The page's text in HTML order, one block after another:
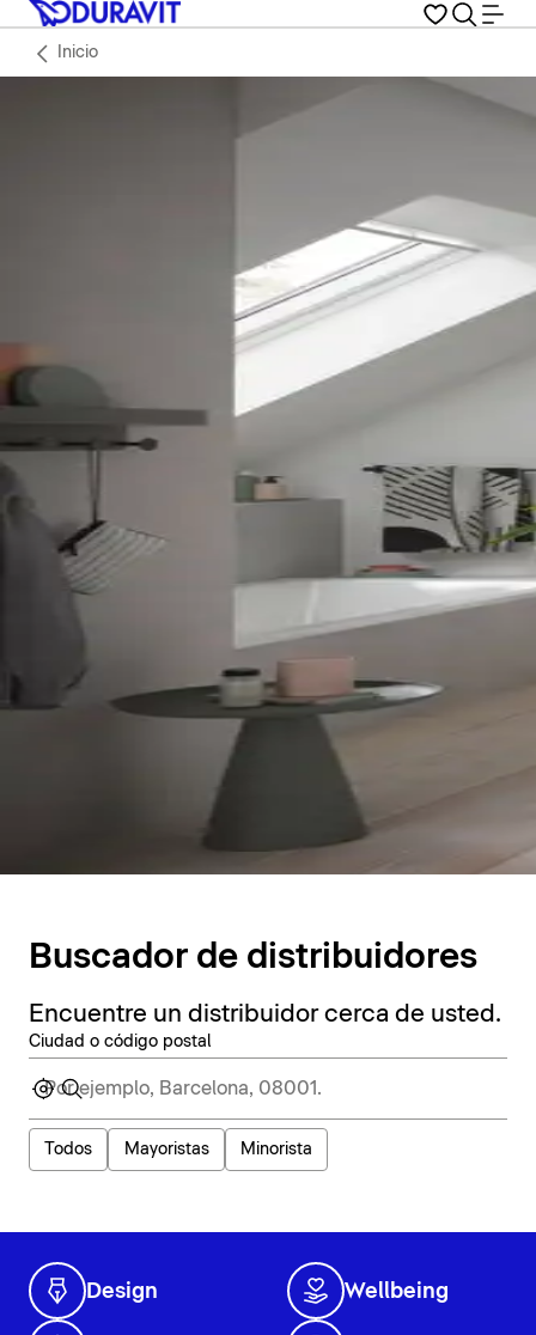
Inicio
Buscador de distribuidores
Encuentre un distribuidor cerca de usted.
Ciudad o código postal
Todos Mayoristas Minorista
Design Wellbeing